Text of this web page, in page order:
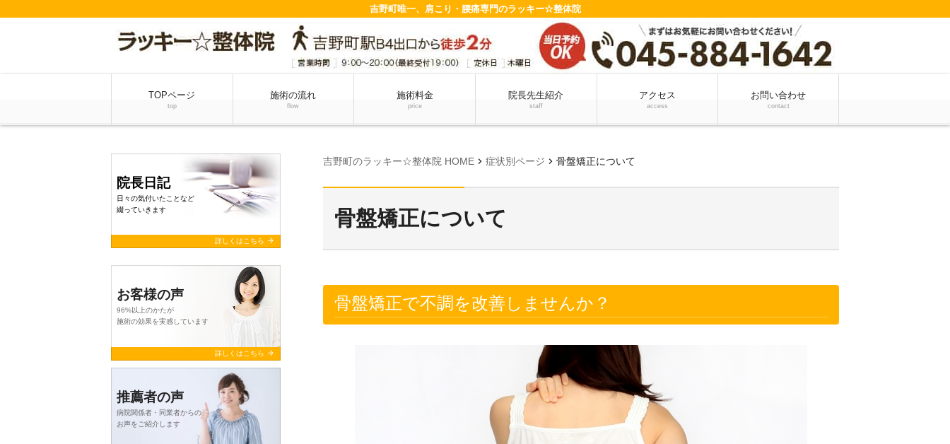
吉野町唯一、肩こり・腰痛専門のラッキー☆整体院
TOPページ
top
施術の流れ
flow
施術料金
price
院長先生紹介
staff
アクセス
access
お問い合わせ
contact
吉野町のラッキー☆整体院 HOME chevron_right 症状別ページ chevron_right 骨盤矯正について
骨盤矯正について
骨盤矯正で不調を改善しませんか？
院長日記
日々の気付いたことなど
綴っていきます
詳しくはこちら arrow_forward
お客様の声
96%以上のかたが
施術の効果を実感しています
詳しくはこちら arrow_forward
推薦者の声
病院関係者・同業者からの
お声をご紹介します